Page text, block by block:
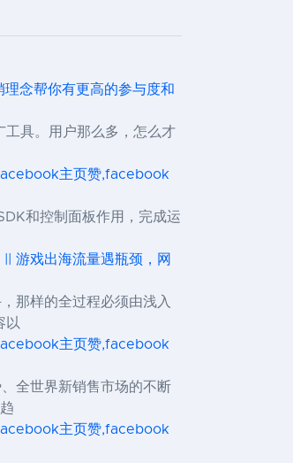
念帮你有更高的参与度和
具。用户那么多，怎么才
主页赞,facebook
和控制面板作用，完成运
游戏出海流量遇瓶颈，网
那样的全过程必须由浅入
以
主页赞,facebook
全世界新销售市场的不断
主页赞,facebook